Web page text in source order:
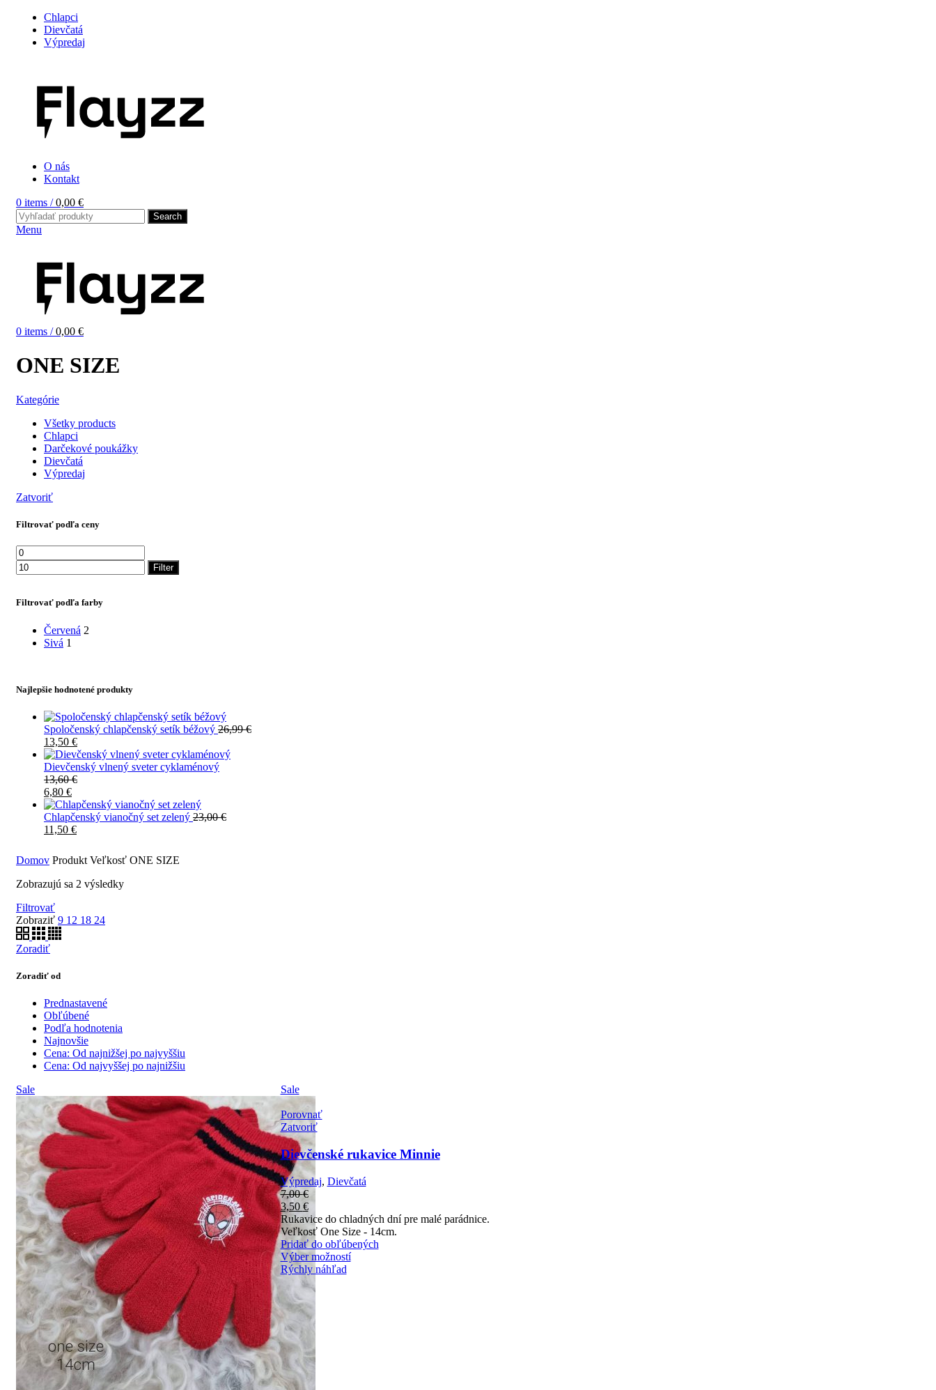
Chlapci
Dievčatá
Výpredaj
O nás
Kontakt
0 items / 0,00 €
Search
Menu
0 items / 0,00 €
ONE SIZE
Kategórie
Všetky products
Chlapci
Darčekové poukážky
Dievčatá
Výpredaj
Zatvoriť
Filtrovať podľa ceny
Minimálna
cena
cenaFilter
Filtrovať podľa farby
Červená 2
Sivá 1
Najlepšie hodnotené produkty
Spoločenský chlapčenský setík béžový 26,99€
13,50 €
Dievčenský vlnený sveter cyklaménový
13,60€
6,80 €
Chlapčenský vianočný set zelený 23,00€
11,50 €
Domov Produkt Veľkosť ONE SIZE
Zobrazujú sa 2 výsledky
Filtrovať
Zobraziť 9 12 18 24
Zoradiť
Zoradiť od
Prednastavené
Obľúbené
Podľa hodnotenia
Najnovšie
Cena: Od najnižšej po najvyššiu
Cena: Od najvyššej po najnižšiu
Sale
Sale
Porovnať
Zatvoriť
Dievčenské rukavice Minnie
Výpredaj, Dievčatá
7,00€
3,50 €
Rukavice do chladných dní pre malé parádnice.
Veľkosť One Size - 14cm.
Pridať do obľúbených
Výber možností
Rýchly náhľad